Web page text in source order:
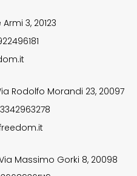
3, 20123
Rodolfo Morandi 23, 20097
Massimo Gorki 8, 20098